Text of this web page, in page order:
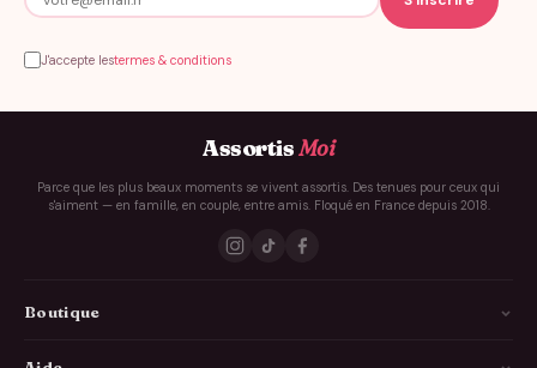
J'accepte lestermes & conditions
AssortisMoi
Parce que les plus beaux moments se vivent assortis. Des tenues pour ceux qui
s'aiment — en famille, en couple, entre amis. Floqué en France depuis 2018.
Boutique